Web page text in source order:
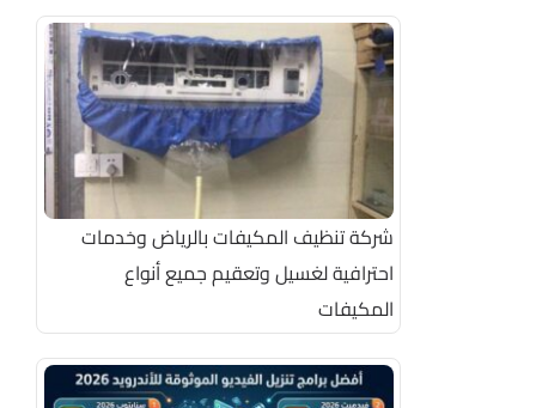
شركة تنظيف المكيفات بالرياض وخدمات
احترافية لغسيل وتعقيم جميع أنواع
المكيفات